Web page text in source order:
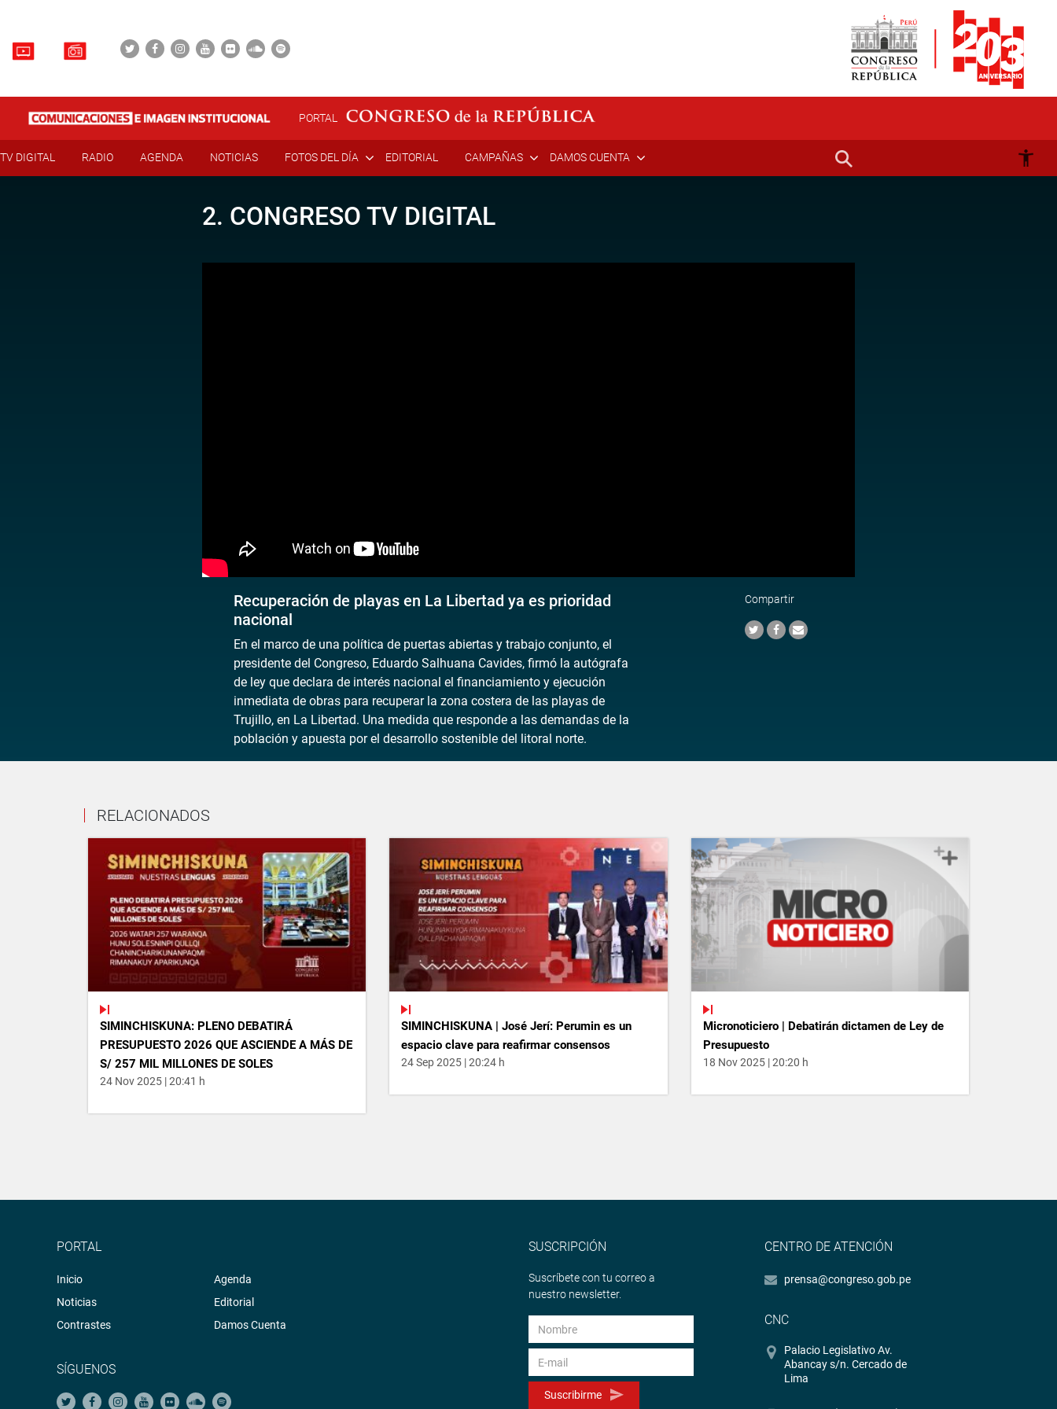
PORTAL
TV DIGITAL RADIO AGENDA NOTICIAS FOTOS DEL DÍA EDITORIAL CAMPAÑAS DAMOS CUENTA
2. CONGRESO TV DIGITAL
Recuperación de playas en La Libertad ya es prioridad
nacional
En el marco de una política de puertas abiertas y trabajo conjunto, el
presidente del Congreso, Eduardo Salhuana Cavides, firmó la autógrafa
de ley que declara de interés nacional el financiamiento y ejecución
inmediata de obras para recuperar la zona costera de las playas de
Trujillo, en La Libertad. Una medida que responde a las demandas de la
población y apuesta por el desarrollo sostenible del litoral norte.
Compartir
RELACIONADOS
SIMINCHISKUNA: PLENO DEBATIRÁ
PRESUPUESTO 2026 QUE ASCIENDE A MÁS DE
S/ 257 MIL MILLONES DE SOLES
24 Nov 2025 | 20:41 h
SIMINCHISKUNA | José Jerí: Perumin es un
espacio clave para reafirmar consensos
24 Sep 2025 | 20:24 h
Micronoticiero | Debatirán dictamen de Ley de
Presupuesto
18 Nov 2025 | 20:20 h
PORTAL
Inicio
Noticias
Contrastes
Agenda
Editorial
Damos Cuenta
SÍGUENOS
SUSCRIPCIÓN
Suscríbete con tu correo a
nuestro newsletter.
Suscribirme
CENTRO DE ATENCIÓN
prensa@congreso.gob.pe
CNC
Palacio Legislativo Av.
Abancay s/n. Cercado de
Lima